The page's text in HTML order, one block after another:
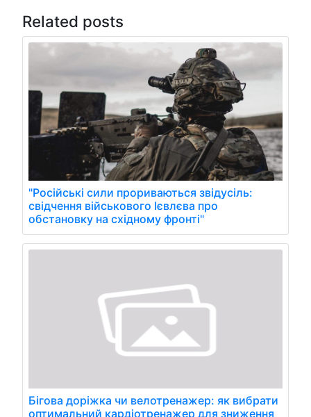
Related posts
"Російські сили прориваються звідусіль:
свідчення військового Ієвлєва про
обстановку на східному фронті"
Бігова доріжка чи велотренажер: як вибрати
оптимальний кардіотренажер для зниження